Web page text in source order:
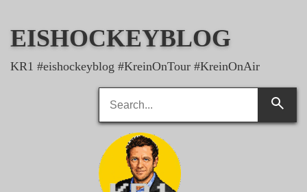
content
EISHOCKEYBLOG
KR1 #eishockeyblog #KreinOnTour #KreinOnAir
Search
for:
Search